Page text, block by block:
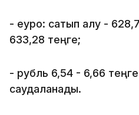
- еуро: сатып алу -
633,28 теңге;
- рубль 6,54 - 6,66
саудаланады.